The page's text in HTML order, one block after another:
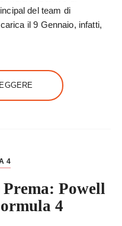
del team di
il 9 Gennaio, infatti,
4
Powell
4